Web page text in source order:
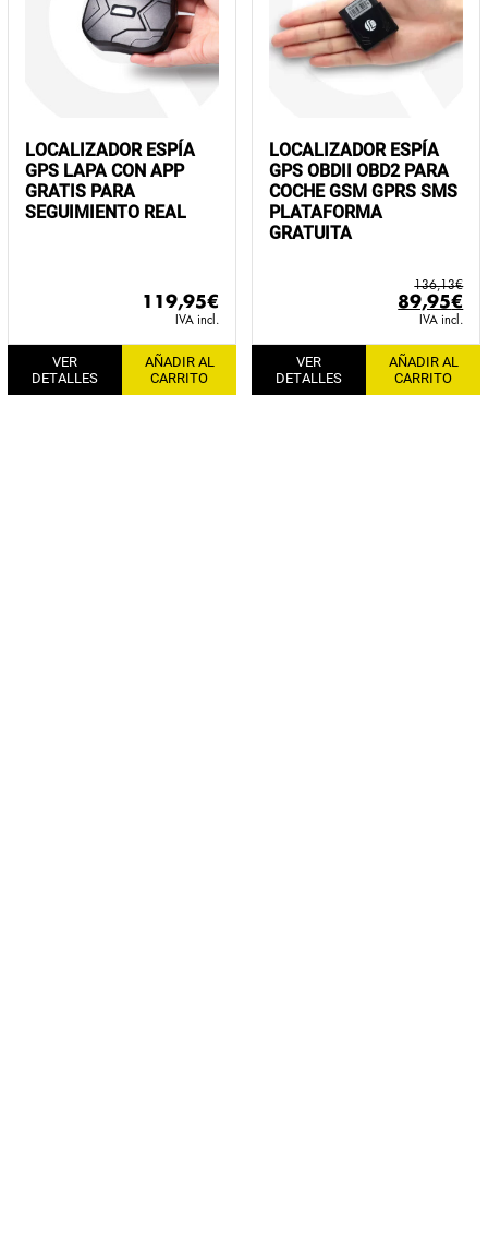
LOCALIZADOR ESPÍA
GPS LAPA CON APP
GRATIS PARA
SEGUIMIENTO REAL
119,95€
IVA incl.
VER
DETALLES
AÑADIR AL
CARRITO
LOCALIZADOR ESPÍA
GPS OBDII OBD2 PARA
COCHE GSM GPRS SMS
PLATAFORMA
GRATUITA
136,13€
El
precio
original
era:
136,13€.
89,95€
IVA incl.
VER
DETALLES
AÑADIR AL
CARRITO